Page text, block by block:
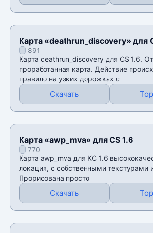
Карта «deathrun_discovery» для
891
Карта deathrun_discovery для CS 1.6.
проработанная карта. Действие
правило на узких дорожках с
Скачать
Карта «awp_mva» для CS 1.6
770
Карта awp_mva для КС 1.6
локация, с собственными текстурами
Прорисована просто
Скачать